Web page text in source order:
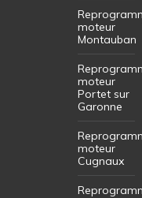
moteur
Montauban
moteur
Portet sur
Garonne
moteur
Cugnaux